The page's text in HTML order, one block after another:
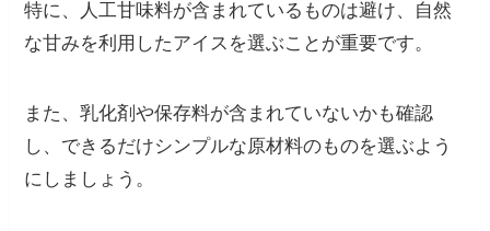
特に、人工甘味料が含まれているものは避け、自然
な甘みを利用したアイスを選ぶことが重要です。
また、乳化剤や保存料が含まれていないかも確認
し、できるだけシンプルな原材料のものを選ぶよう
にしましょう。